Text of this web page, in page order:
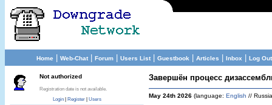
Home Web-Chat| Forum Users List| Guestbook Articles Inbox Log Out
Not authorized
Registration date is not available.
Login| Register| Users
Завершён процесс
May 24th 2026 (language: English //